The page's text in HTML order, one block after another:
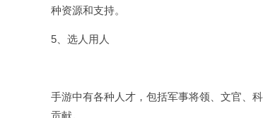
种资源和支持。
5、选人用人
手游中有各种人才，包括军事将领、文官、
贡献。